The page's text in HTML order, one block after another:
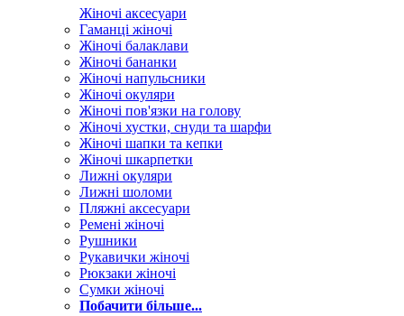
Жіночі аксесуари
Гаманці жіночі
Жіночі балаклави
Жіночі бананки
Жіночі напульсники
Жіночі окуляри
Жіночі пов'язки на голову
Жіночі хустки, снуди та шарфи
Жіночі шапки та кепки
Жіночі шкарпетки
Лижні окуляри
Лижні шоломи
Пляжні аксесуари
Ремені жіночі
Рушники
Рукавички жіночі
Рюкзаки жіночі
Сумки жіночі
Побачити більше...